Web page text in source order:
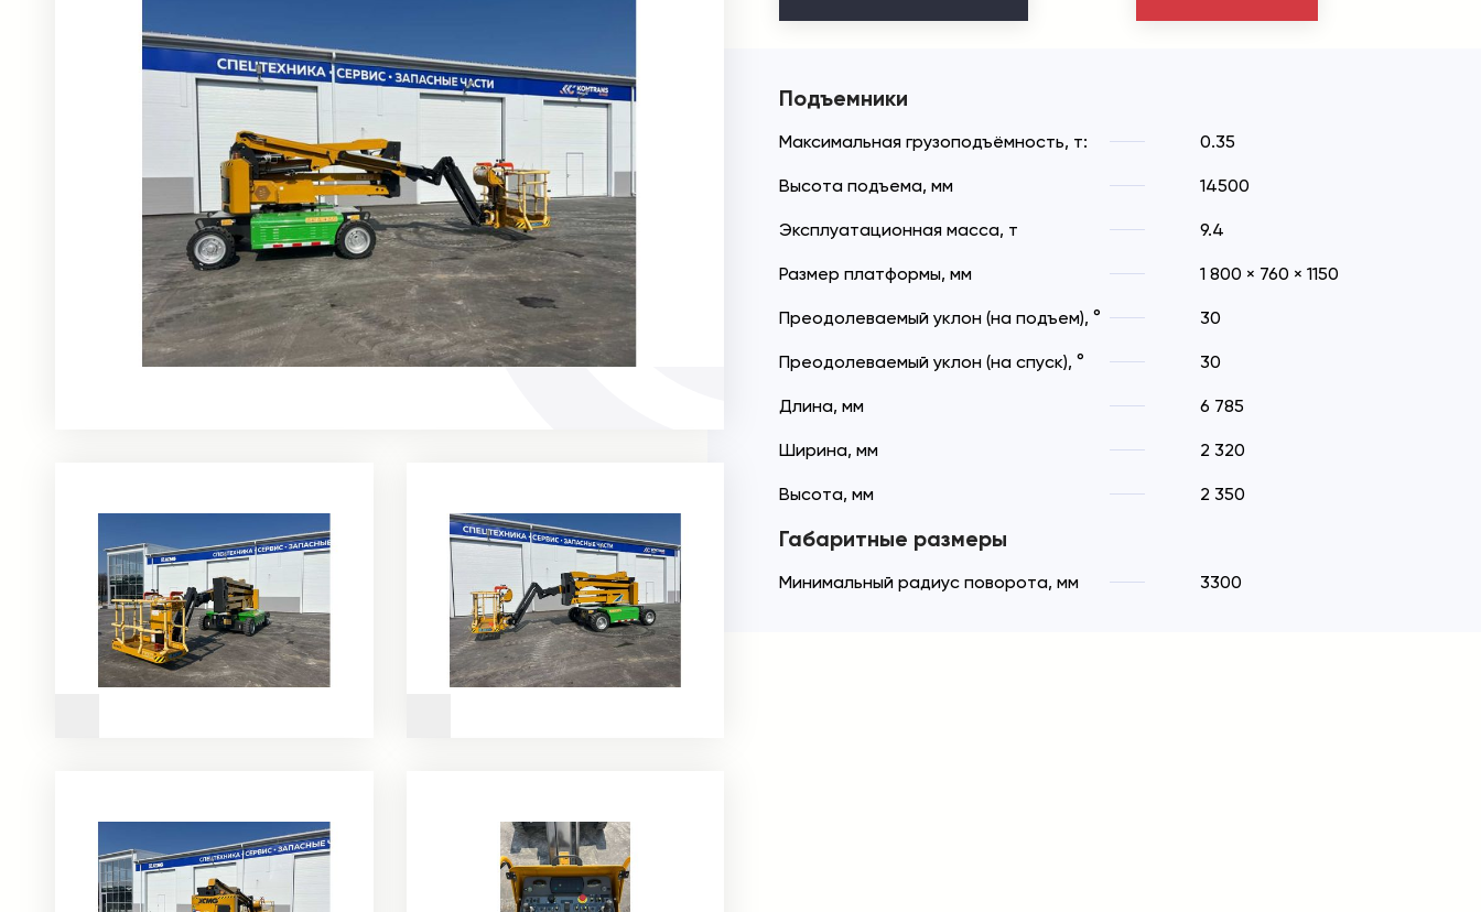
Подъемники
Максимальная грузоподъёмность, т: 0.35
Высота подъема, мм 14500
Эксплуатационная масса, т 9.4
Размер платформы, мм 1 800 × 760 × 1150
Преодолеваемый уклон (на подъем), ° 30
Преодолеваемый уклон (на спуск), ° 30
Длина, мм 6 785
Ширина, мм 2 320
Высота, мм 2 350
Габаритные размеры
Минимальный радиус поворота, мм 3300